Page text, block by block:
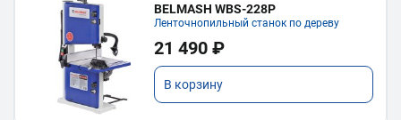
BELMASH WBS-228P
Ленточнопильный станок по дереву
21 490 ₽
В корзину